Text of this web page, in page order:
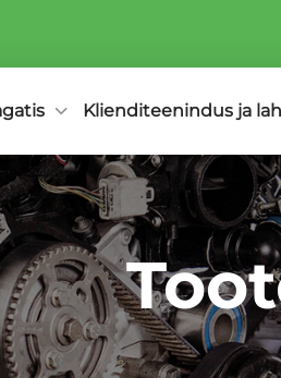
Klienditeenindus ja